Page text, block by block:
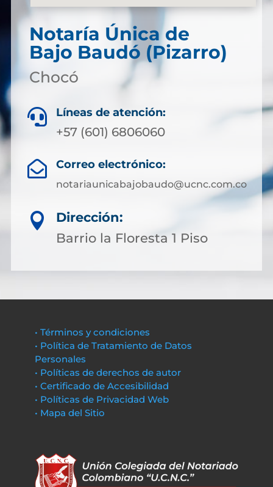
Notaría Única de
Bajo Baudó (Pizarro)
Chocó
 Líneas de atención:
+57 (601) 6806060
 Correo electrónico:
notariaunicabajobaudo@ucnc.com.co

Dirección:
Barrio la Floresta 1 Piso
• Términos y condiciones
• Política de Tratamiento de Datos
Personales
• Políticas de derechos de autor
• Certificado de Accesibilidad
• Políticas de Privacidad Web
• Mapa del Sitio